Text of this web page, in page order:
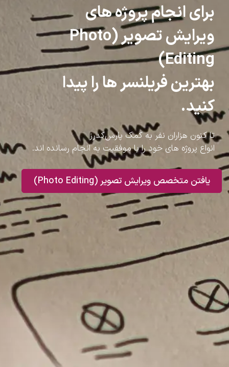
برای انجام پروژه های
ویرایش تصویر (Photo
Editing)
بهترین فریلنسر ها را پیدا
کنید.
تا کنون هزاران نفر به کمک پارس‌کدرز
انواع پروژه های خود را با موفقیت به انجام رسانده اند.
یافتن متخصص ویرایش تصویر (Photo Editing)